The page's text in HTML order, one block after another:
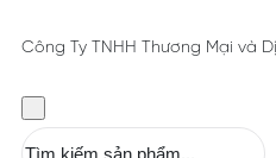
Công Ty TNHH Thương Mại và
Tìm